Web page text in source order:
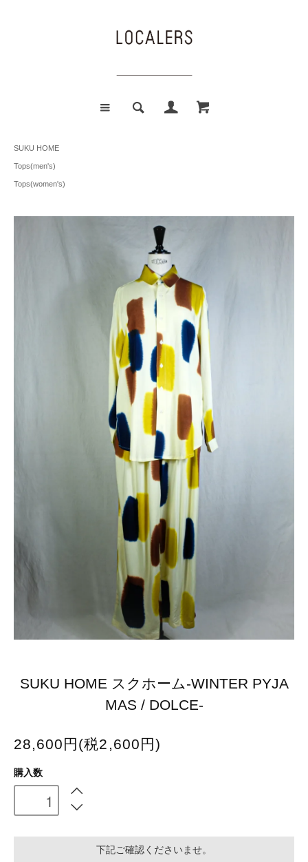
SUKU HOME
Tops(men's)
Tops(women's)
SUKU HOME スクホーム-WINTER PYJA
MAS / DOLCE-
28,600円(税2,600円)
購入数
下記ご確認くださいませ。